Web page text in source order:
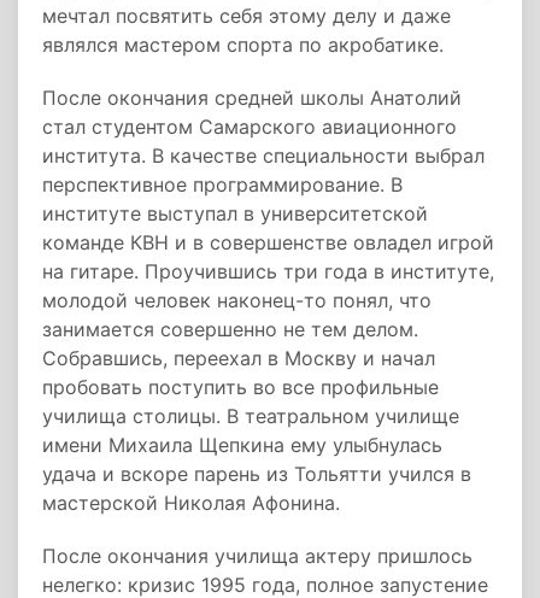
мечтал посвятить себя этому делу и даже
являлся мастером спорта по акробатике.
После окончания средней школы Анатолий
стал студентом Самарского авиационного
института. В качестве специальности выбрал
перспективное программирование. В
институте выступал в университетской
команде КВН и в совершенстве овладел игрой
на гитаре. Проучившись три года в институте,
молодой человек наконец-то понял, что
занимается совершенно не тем делом.
Собравшись, переехал в Москву и начал
пробовать поступить во все профильные
училища столицы. В театральном училище
имени Михаила Щепкина ему улыбнулась
удача и вскоре парень из Тольятти учился в
мастерской Николая Афонина.
После окончания училища актеру пришлось
нелегко: кризис 1995 года, полное запустение